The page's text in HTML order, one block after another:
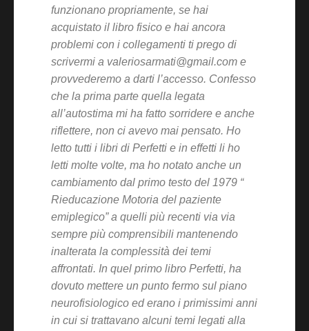
funzionano propriamente, se hai
acquistato il libro fisico e hai ancora
problemi con i collegamenti ti prego di
scrivermi a valeriosarmati@gmail.com e
provvederemo a darti l’accesso. Confesso
che la prima parte quella legata
all’autostima mi ha fatto sorridere e anche
riflettere, non ci avevo mai pensato. Ho
letto tutti i libri di Perfetti e in effetti li ho
letti molte volte, ma ho notato anche un
cambiamento dal primo testo del 1979 “
Rieducazione Motoria del paziente
emiplegico” a quelli più recenti via via
sempre più comprensibili mantenendo
inalterata la complessità dei temi
affrontati. In quel primo libro Perfetti, ha
dovuto mettere un punto fermo sul piano
neurofisiologico ed erano i primissimi anni
in cui si trattavano alcuni temi legati alla